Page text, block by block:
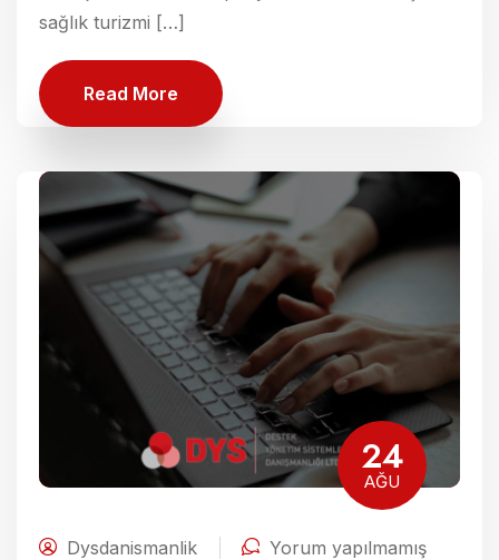
sağlık turizmi […]
Read More
24
AĞU
Dysdanismanlik Yorum yapılmamış